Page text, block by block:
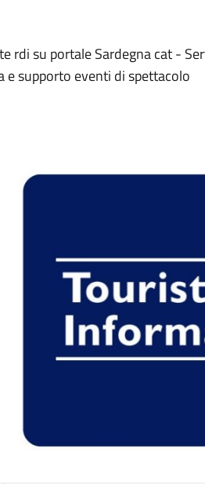
rdi su portale Sardegna cat -
e supporto eventi di spettacolo